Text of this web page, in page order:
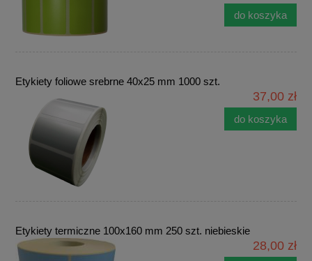
do koszyka
Etykiety foliowe srebrne 40x25 mm 1000 szt.
37,00 zł
do koszyka
Etykiety termiczne 100x160 mm 250 szt. niebieskie
28,00 zł